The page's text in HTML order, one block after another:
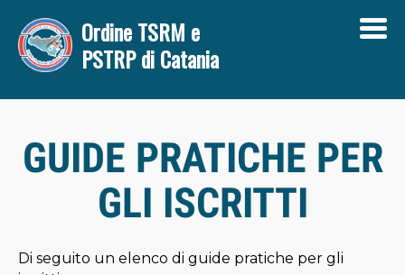
Ordine TSRM e
PSTRP di Catania
L'ORDINE
Amministrazione trasparente
Bilanci
GUIDE PRATICHE PER
GLI ISCRITTI
Di seguito un elenco di guide pratiche per gli